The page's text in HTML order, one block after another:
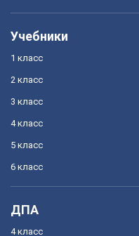
Учебники
1 класс
2 класс
3 класс
4 класс
5 класс
6 класс
ДПА
4 класс